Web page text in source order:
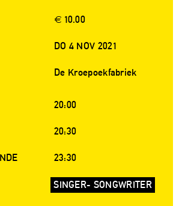
€ 10.00
DO 4 NOV 2021
De Kroepoekfabriek
20:00
20:30
23:30
SINGER- SONGWRITER